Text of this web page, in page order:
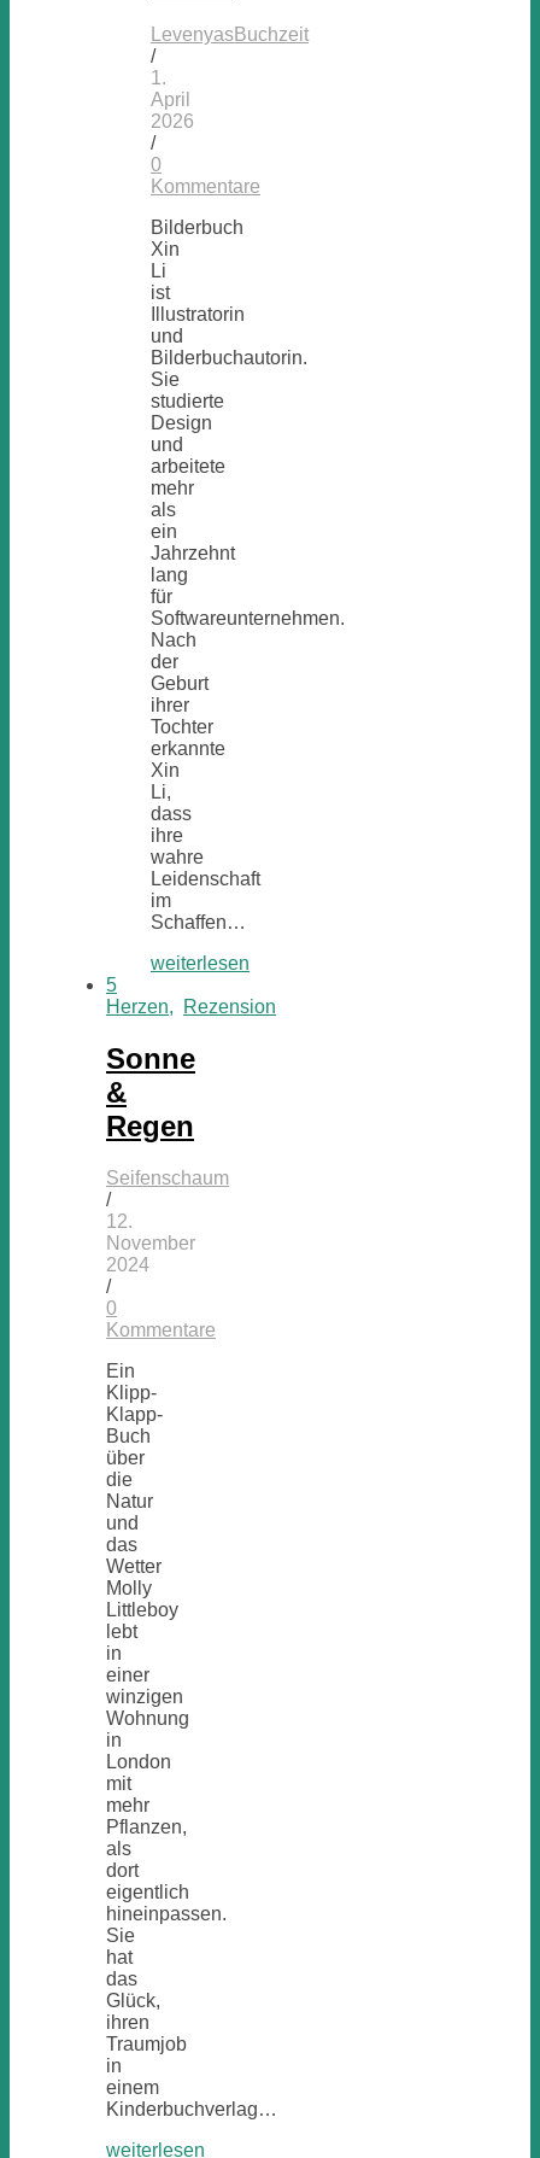
LevenyasBuchzeit
/
1.
April
2026
/
0
Kommentare
Bilderbuch
Xin
Li
ist
Illustratorin
und
Bilderbuchautorin.
Sie
studierte
Design
und
arbeitete
mehr
als
ein
Jahrzehnt
lang
für
Softwareunternehmen.
Nach
der
Geburt
ihrer
Tochter
erkannte
Xin
Li,
dass
ihre
wahre
Leidenschaft
im
Schaffen…
weiterlesen
5
Herzen, Rezension
Sonne
&
Regen
Seifenschaum
/
12.
November
2024
/
0
Kommentare
Ein
Klipp-
Klapp-
Buch
über
die
Natur
und
das
Wetter
Molly
Littleboy
lebt
in
einer
winzigen
Wohnung
in
London
mit
mehr
Pflanzen,
als
dort
eigentlich
hineinpassen.
Sie
hat
das
Glück,
ihren
Traumjob
in
einem
Kinderbuchverlag…
weiterlesen